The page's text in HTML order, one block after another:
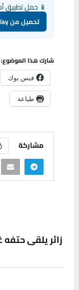
📱 حمل تطبيق
تحميل من Google Play
شارك هذا الموضوع:
فيس بوك
طباعة
مشاركة
زائر يلقى حتفه